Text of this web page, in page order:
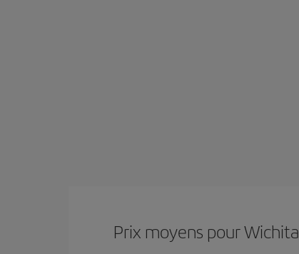
Prix ​​moyens pour Wichita